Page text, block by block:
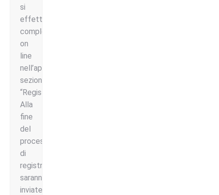
si
effettua
completamente
on
line
nell’apposita
sezione
“Registrazioni”.
Alla
fine
del
processo
di
registrazione
saranno
inviate